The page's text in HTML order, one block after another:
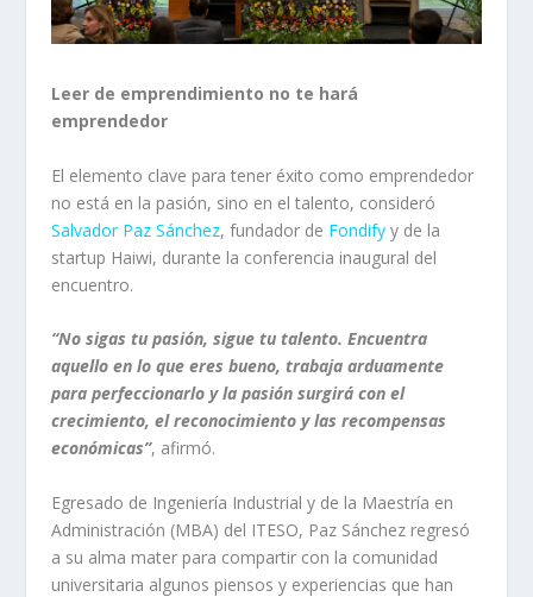
Leer de emprendimiento no te hará
emprendedor
El elemento clave para tener éxito como emprendedor
no está en la pasión, sino en el talento, consideró
Salvador Paz Sánchez, fundador de Fondifyy de la
startup Haiwi, durante la conferencia inaugural del
encuentro.
“No sigas tu pasión, sigue tu talento. Encuentra
aquello en lo que eres bueno, trabaja arduamente
para perfeccionarlo y la pasión surgirá con el
crecimiento, el reconocimiento y las recompensas
económicas”, afirmó.
Egresado de Ingeniería Industrial y de la Maestría en
Administración (MBA) del ITESO, Paz Sánchez regresó
a su alma mater para compartir con la comunidad
universitaria algunos piensos y experiencias que han